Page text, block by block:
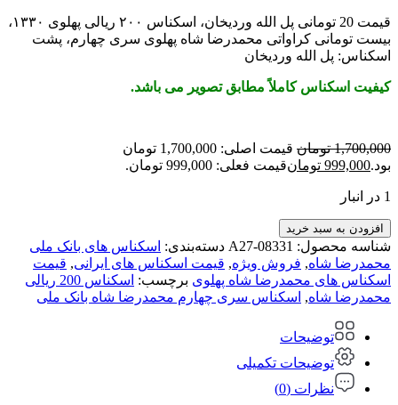
قیمت 20 تومانی پل الله وردیخان، اسکناس ۲۰۰ ریالی پهلوی ۱۳۳۰،
بیست تومانی کراواتی محمدرضا شاه پهلوی سری چهارم، پشت
اسکناس: پل الله وردیخان
کیفیت اسکناس کاملاً مطابق تصویر می باشد.
1,700,000 تومان
قیمت اصلی: 1,700,000 تومان
بود.999,000 تومانقیمت فعلی: 999,000 تومان.
1 در انبار
افزودن به سبد خرید
شناسه محصول: A27-08331 دسته‌بندی: اسکناس های بانک ملی
محمدرضا شاه, فروش ویژه, قیمت اسکناس های ایرانی, قیمت
اسکناس های محمدرضا شاه پهلوی برچسب:
اسکناس 200 ریالی
محمدرضا شاه, اسکناس سری چهارم محمدرضا شاه بانک ملی
توضیحات
توضیحات تکمیلی
نظرات (0)